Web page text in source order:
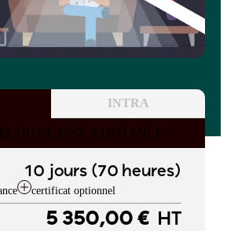
INTRA
OU CLASSE A DISTANCE
10 jours (70 heures)
certificat optionnel
5 350,00 € HT